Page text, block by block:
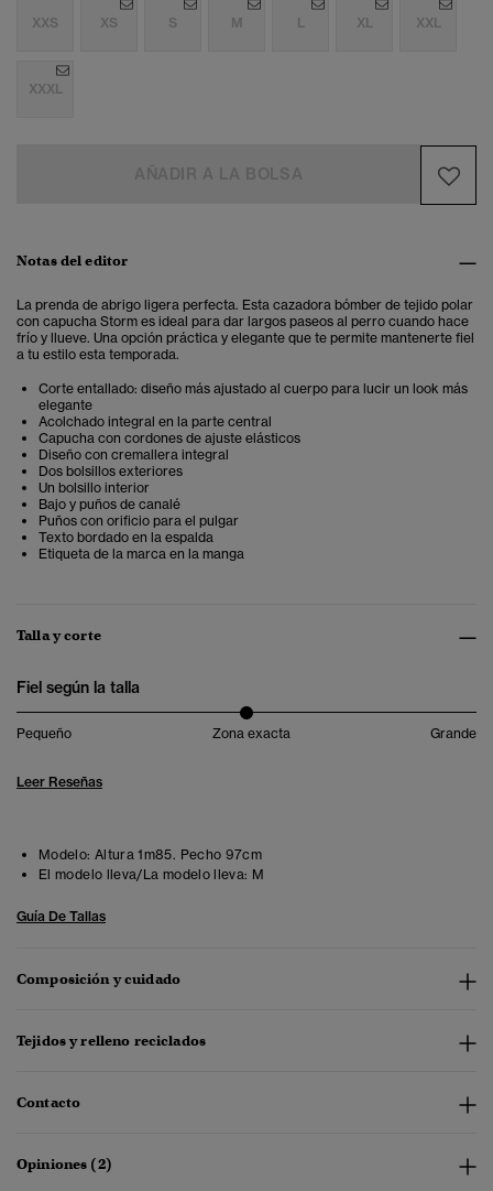
XXS XS S M L XL XXL
XXXL
Notas del editor
La prenda de abrigo ligera perfecta. Esta cazadora bómber de tejido polar
con capucha Storm es ideal para dar largos paseos al perro cuando hace
frío y llueve. Una opción práctica y elegante que te permite mantenerte fiel
a tu estilo esta temporada.
Corte entallado: diseño más ajustado al cuerpo para lucir un look más
elegante
Acolchado integral en la parte central
Capucha con cordones de ajuste elásticos
Diseño con cremallera integral
Dos bolsillos exteriores
Un bolsillo interior
Bajo y puños de canalé
Puños con orificio para el pulgar
Texto bordado en la espalda
Etiqueta de la marca en la manga
Talla y corte
Fiel según la talla
Pequeño Zona exacta Grande
Leer Reseñas
Modelo: Altura 1m85. Pecho 97cm
El modelo lleva/La modelo lleva: M
Guía De Tallas
Composición y cuidado
Tejidos y relleno reciclados
Contacto
Opiniones (2)